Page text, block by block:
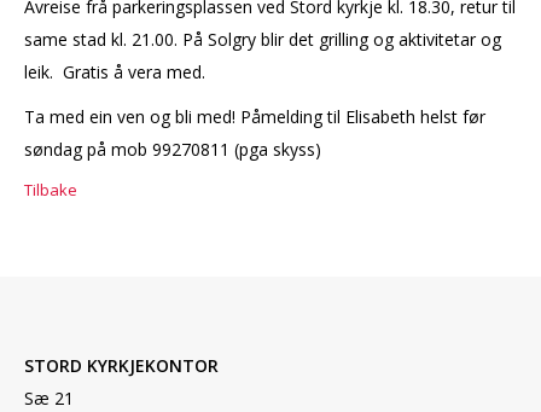
Avreise frå parkeringsplassen ved Stord kyrkje kl. 18.30, retur til
same stad kl. 21.00. På Solgry blir det grilling og aktivitetar og
leik. Gratis å vera med.
Ta med ein ven og bli med! Påmelding til Elisabeth helst før
søndag på mob 99270811 (pga skyss)
Tilbake
STORD KYRKJEKONTOR
Sæ 21